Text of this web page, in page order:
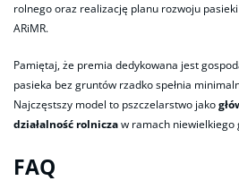
rolnego oraz realizację planu rozwoju
ARiMR.
Pamiętaj, że premia dedykowana jest
pasieka bez gruntów rzadko spełnia
Najczęstszy model to pszczelarstwo jako
działalność rolniczaw ramach
FAQ